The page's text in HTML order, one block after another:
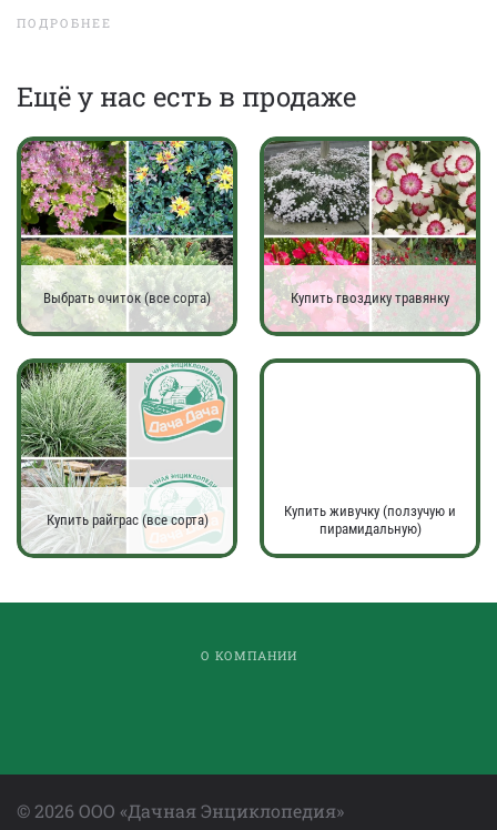
ПОДРОБНЕЕ
Eщё у нас есть в продаже
Выбрать очиток (все сорта) Купить гвоздику травянку
Купить райграс (все сорта)
Купить живучку (ползучую и
пирамидальную)
О КОМПАНИИ
©2026 ООО «Дачная Энциклопедия»